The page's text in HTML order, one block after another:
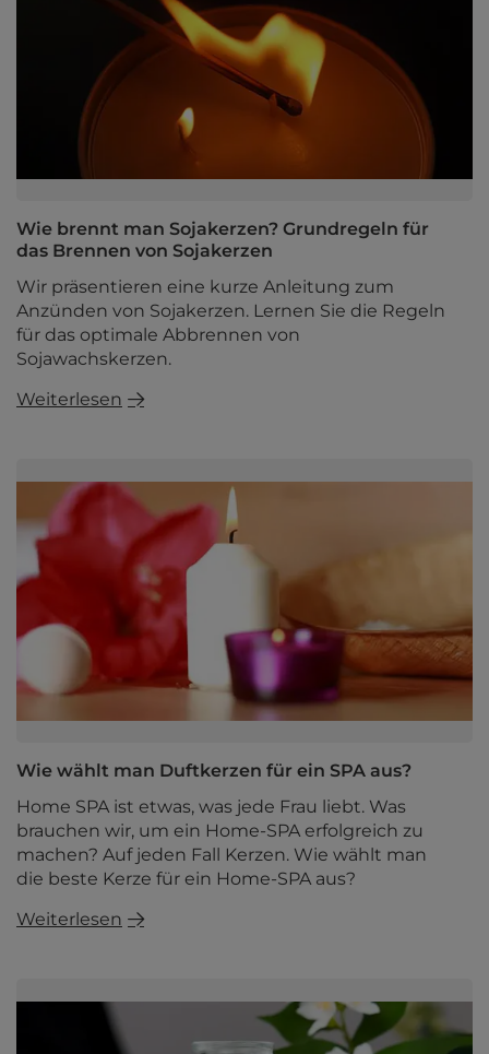
Wie brennt man Sojakerzen? Grundregeln für
das Brennen von Sojakerzen
Wir präsentieren eine kurze Anleitung zum
Anzünden von Sojakerzen. Lernen Sie die Regeln
für das optimale Abbrennen von
Sojawachskerzen.
Weiterlesen
Wie wählt man Duftkerzen für ein SPA aus?
Home SPA ist etwas, was jede Frau liebt. Was
brauchen wir, um ein Home-SPA erfolgreich zu
machen? Auf jeden Fall Kerzen. Wie wählt man
die beste Kerze für ein Home-SPA aus?
Weiterlesen